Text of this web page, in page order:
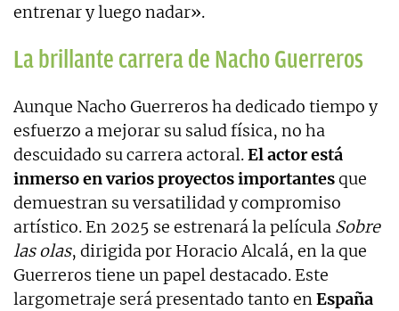
entrenar y luego nadar».
La brillante carrera de Nacho Guerreros
Aunque Nacho Guerreros ha dedicado tiempo y
esfuerzo a mejorar su salud física, no ha
descuidado su carrera actoral.El actor está
inmerso en varios proyectos importantesque
demuestran su versatilidad y compromiso
artístico. En 2025 se estrenará la película Sobre
las olas, dirigida por Horacio Alcalá, en la que
Guerreros tiene un papel destacado. Este
largometraje será presentado tanto enEspaña